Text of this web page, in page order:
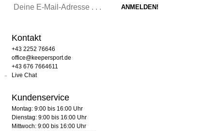
Kontakt
+43 2252 76646
office@keepersport.de
+43 676 7664611
Live Chat
Kundenservice
Montag: 9:00 bis 16:00 Uhr
Dienstag: 9:00 bis 16:00 Uhr
Mittwoch: 9:00 bis 16:00 Uhr